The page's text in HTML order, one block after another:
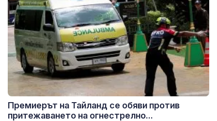
Премиерът на Тайланд се обяви против
притежаването на огнестрелно...